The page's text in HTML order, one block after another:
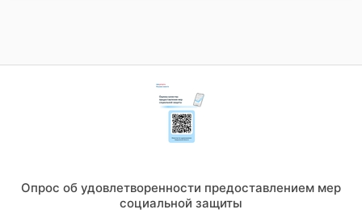
Опрос об удовлетворенности предоставлением мер
социальной защиты